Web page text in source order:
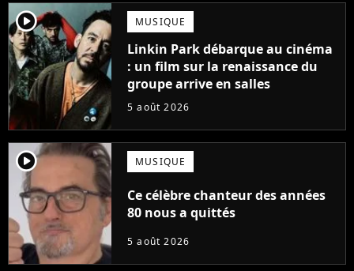
player2 MUSIQUE
Linkin Park débarque au cinéma
: un film sur la renaissance du
groupe arrive en salles
5 août 2026
player2 MUSIQUE
Ce célèbre chanteur des années
80 nous a quittés
5 août 2026